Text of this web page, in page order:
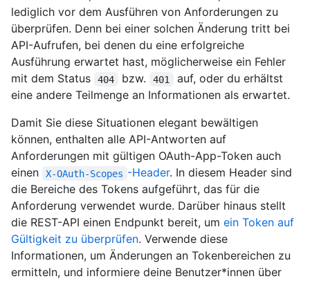
lediglich vor dem Ausführen von Anforderungen zu
überprüfen. Denn bei einer solchen Änderung tritt bei
API-Aufrufen, bei denen du eine erfolgreiche
Ausführung erwartet hast, möglicherweise ein Fehler
mit dem Status
404 bzw. 401
auf, oder du erhältst
eine andere Teilmenge an Informationen als erwartet.
Damit Sie diese Situationen elegant bewältigen
können, enthalten alle API-Antworten auf
Anforderungen mit gültigen OAuth-App-Token auch
einen
X-OAuth-Scopes -Header. In diesem Header sind
die Bereiche des Tokens aufgeführt, das für die
Anforderung verwendet wurde. Darüber hinaus stellt
die REST-API einen Endpunkt bereit, um ein Token auf
Gültigkeit zu überprüfen. Verwende diese
Informationen, um Änderungen an Tokenbereichen zu
ermitteln, und informiere deine Benutzer*innen über